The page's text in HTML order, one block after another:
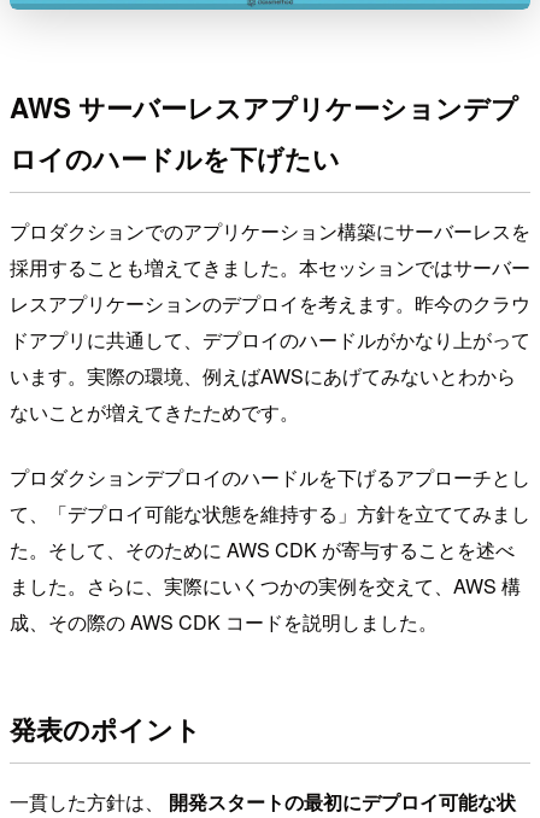
AWS サーバーレスアプリケーションデプ
ロイのハードルを下げたい
プロダクションでのアプリケーション構築にサーバーレスを
採用することも増えてきました。本セッションではサーバー
レスアプリケーションのデプロイを考えます。昨今のクラウ
ドアプリに共通して、デプロイのハードルがかなり上がって
います。実際の環境、例えばAWSにあげてみないとわから
ないことが増えてきたためです。
プロダクションデプロイのハードルを下げるアプローチとし
て、「デプロイ可能な状態を維持する」方針を立ててみまし
た。そして、そのために AWS CDK が寄与することを述べ
ました。さらに、実際にいくつかの実例を交えて、AWS 構
成、その際の AWS CDK コードを説明しました。
発表のポイント
一貫した方針は、 開発スタートの最初にデプロイ可能な状